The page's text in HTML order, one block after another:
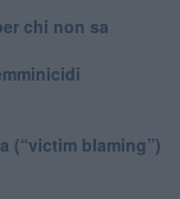
chi non sa
(“victim blaming”)